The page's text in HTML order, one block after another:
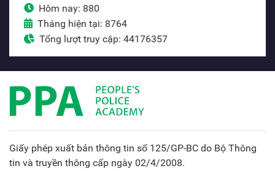
Hôm nay: 880
Tháng hiện tại: 8764
Tổng lượt truy cập: 44176357
Giấy phép xuất bản thông tin số 125/GP-BC do Bộ Thông
tin và truyền thông cấp ngày 02/4/2008.